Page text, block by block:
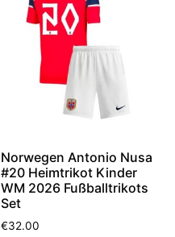
Norwegen Antonio Nusa
#20 Heimtrikot Kinder
WM 2026 Fußballtrikots
Set
€32.00